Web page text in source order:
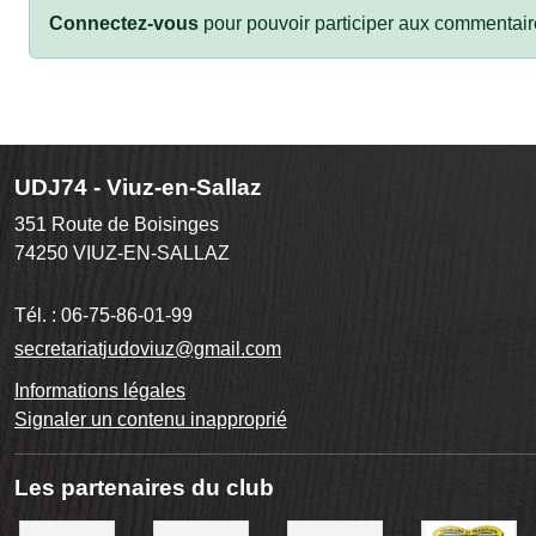
Connectez-vous pour pouvoir participer aux
UDJ74 - Viuz-en-Sallaz
351 Route de Boisinges
74250 VIUZ-EN-SALLAZ
Tél. : 06-75-86-01-99
secretariatjudoviuz@gmail.com
Informations légales
Signaler un contenu inapproprié
Les partenaires du club